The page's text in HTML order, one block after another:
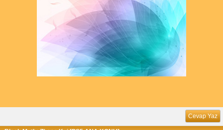
Cevap Yaz